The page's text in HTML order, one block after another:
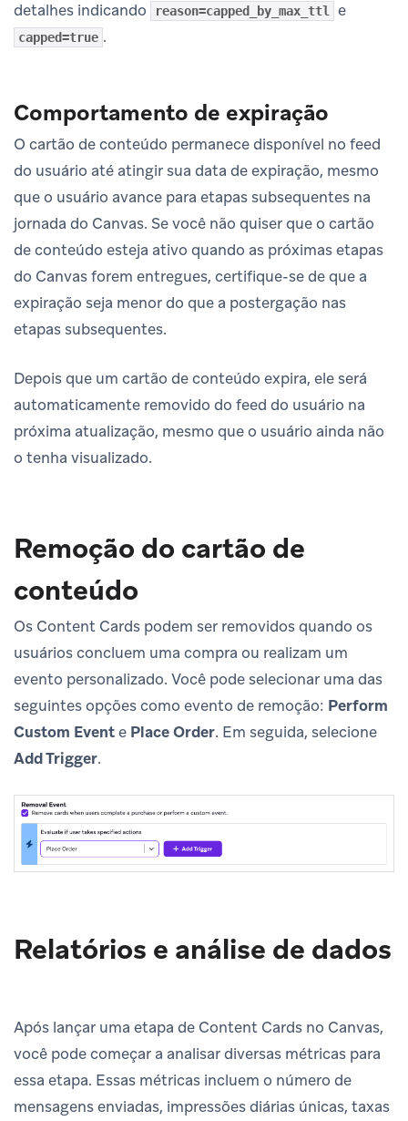
detalhes indicando reason=capped_by_max_ttl e
capped=true .
Comportamento de expiração
O cartão de conteúdo permanece disponível no feed
do usuário até atingir sua data de expiração, mesmo
que o usuário avance para etapas subsequentes na
jornada do Canvas. Se você não quiser que o cartão
de conteúdo esteja ativo quando as próximas etapas
do Canvas forem entregues, certifique-se de que a
expiração seja menor do que a postergação nas
etapas subsequentes.
Depois que um cartão de conteúdo expira, ele será
automaticamente removido do feed do usuário na
próxima atualização, mesmo que o usuário ainda não
o tenha visualizado.
Remoção do cartão de
conteúdo
Os Content Cards podem ser removidos quando os
usuários concluem uma compra ou realizam um
evento personalizado. Você pode selecionar uma das
seguintes opções como evento de remoção: Perform
Custom Evente Place Order. Em seguida, selecione
Add Trigger.
Relatórios e análise de dados
Após lançar uma etapa de Content Cards no Canvas,
você pode começar a analisar diversas métricas para
essa etapa. Essas métricas incluem o número de
mensagens enviadas, impressões diárias únicas, taxas